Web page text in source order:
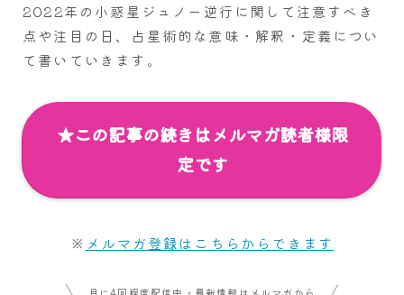
2022年の小惑星ジュノー逆行に関して注意すべき
点や注目の日、占星術的な意味・解釈・定義につい
て書いていきます。
★この記事の続きはメルマガ読者様限
定です
※ メルマガ登録はこちらからできます